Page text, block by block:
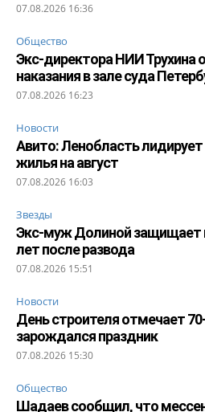
07.08.2026 16:36
Общество
Экс-директора НИИ Трухина
наказания в зале суда
07.08.2026 16:23
Новости
Авито: Ленобласть
жилья на август
07.08.2026 16:03
Звезды
Экс-муж Долиной защищает
лет после развода
07.08.2026 15:51
Новости
День строителя отмечает
зарождался праздник
07.08.2026 15:30
Общество
Шадаев сообщил, что